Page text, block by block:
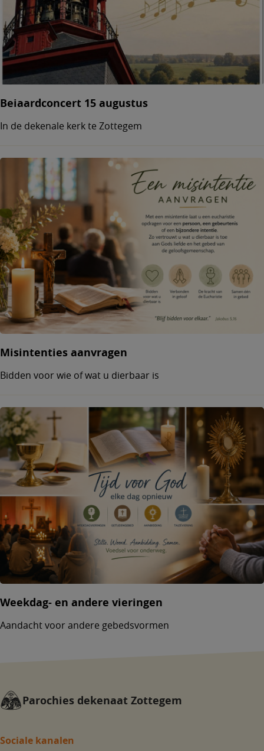
Beiaardconcert 15 augustus
In de dekenale kerk te Zottegem
Misintenties aanvragen
Bidden voor wie of wat u dierbaar is
Weekdag- en andere vieringen
Aandacht voor andere gebedsvormen
Parochies dekenaat Zottegem
Sociale kanalen